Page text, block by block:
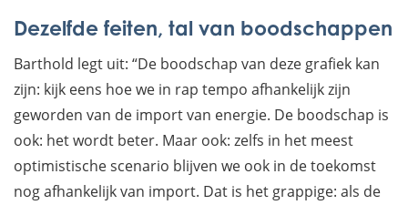
Dezelfde feiten, tal van boodschappen
Barthold legt uit: “De boodschap van deze grafiek kan
zijn: kijk eens hoe we in rap tempo afhankelijk zijn
geworden van de import van energie. De boodschap is
ook: het wordt beter. Maar ook: zelfs in het meest
optimistische scenario blijven we ook in de toekomst
nog afhankelijk van import. Dat is het grappige: als de